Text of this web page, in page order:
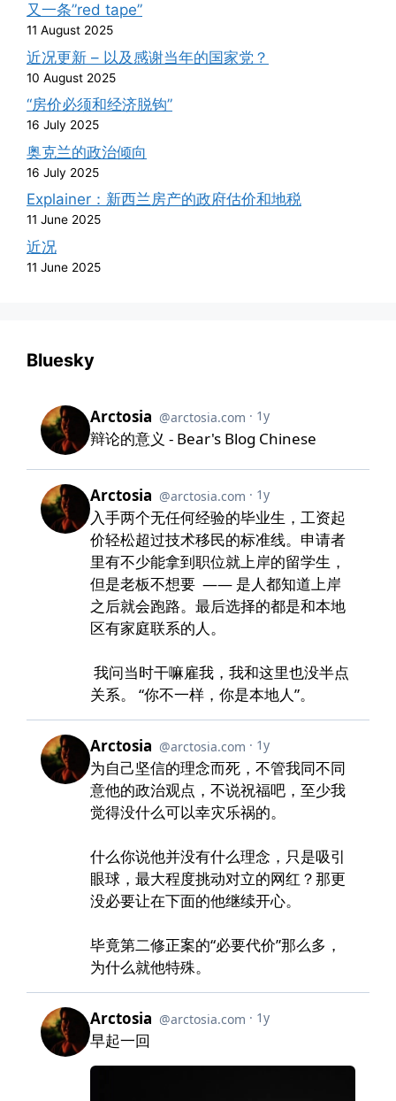
又一条”red tape”
11 August 2025
近况更新 – 以及感谢当年的国家党？
10 August 2025
“房价必须和经济脱钩”
16 July 2025
奥克兰的政治倾向
16 July 2025
Explainer：新西兰房产的政府估价和地税
11 June 2025
近况
11 June 2025
Bluesky